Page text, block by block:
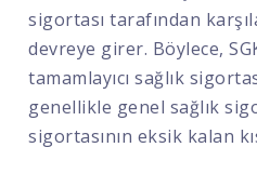
sigortası tarafından
devreye girer. Böylece,
tamamlayıcı sağlık
genellikle genel sağlık
sigortasının eksik kalan